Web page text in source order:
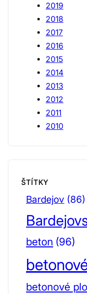
2019
2018
2017
2016
2015
2014
2013
2012
2011
2010
ŠTÍTKY
Bardejov (86)
beton (96)
betonové